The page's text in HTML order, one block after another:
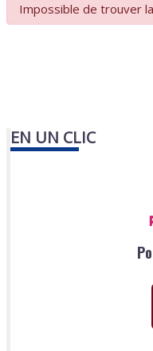
Impossible de trouver
EN UN CLIC